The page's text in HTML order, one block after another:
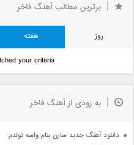
برترین مطالب آهنگ فاخر
روز هفته
your criteria.
به زودی از آهنگ فاخر
دانلود آهنگ جدید سارن بنام واسه تولدم